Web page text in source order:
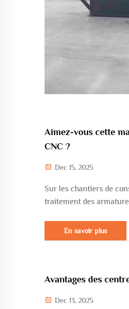
Aimez-vous cette
CNC ?
Dec 15, 2025
Sur les chantiers de
traitement des
travail et des difficultés
ces dernières années,
En savoir plus
Avantages des
Dec 13, 2025